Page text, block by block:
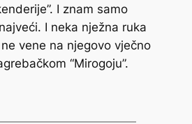
I znam samo
I neka nježna ruka
vene na njegovo vječno
“Mirogoju”.